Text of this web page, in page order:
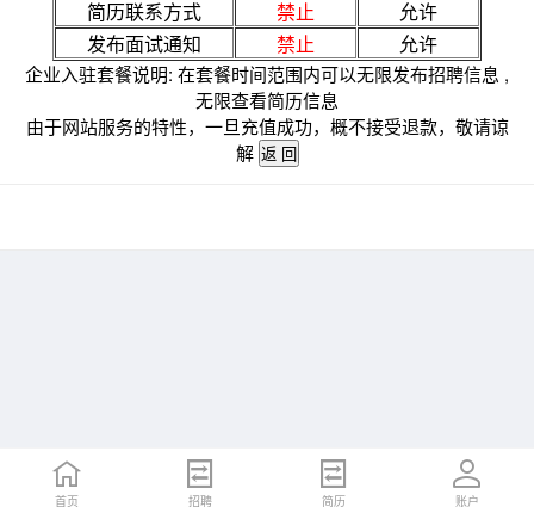
简历联系方式
禁止
允许
发布面试通知
禁止 允许
企业入驻套餐说明: 在套餐时间范围内可以无限发布招聘信息 ,
无限查看简历信息
由于网站服务的特性，一旦充值成功，概不接受退款，敬请谅
解
首页 招聘 简历 账户